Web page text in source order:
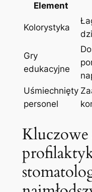
Element
Kolorystyka
Gry
edukacyjne
Uśmiechnięty
personel
Kluczowe